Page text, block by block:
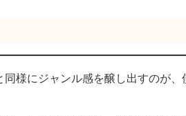
同様にジャンル感を醸し出すのが、